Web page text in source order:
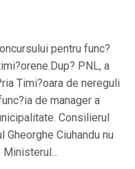
pentru func?
PNL, a
Timi?oara de nereguli
de manager a
Consilierul
Gheorghe Ciuhandu nu
Ministerul…